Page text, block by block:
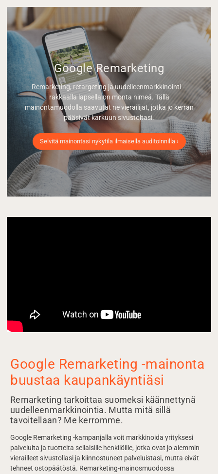
Google Remarketing
Remarketing, retargeting ja uudelleenmarkkinointi –
rakkaalla lapsella on monta nimeä. Tällä
mainontamuodolla saavutat ne vierailijat, jotka jo kerran
pääsivät karkuun sivustoltasi.
Selvitä mainontasi nykytila ilmaisella auditoinnilla ›
Google Remarketing -mainonta
buustaa kaupankäyntiäsi
Remarketing tarkoittaa suomeksi käännettynä
uudelleenmarkkinointia. Mutta mitä sillä
tavoitellaan? Me kerromme.
Google Remarketing -kampanjalla voit markkinoida yrityksesi
palveluita ja tuotteita sellaisille henkilöille, jotka ovat jo aiemmin
vierailleet sivustollasi ja kiinnostuneet palveluistasi, mutta eivät
tehneet ostopäätöstä. Remarketing-mainosmuodossa